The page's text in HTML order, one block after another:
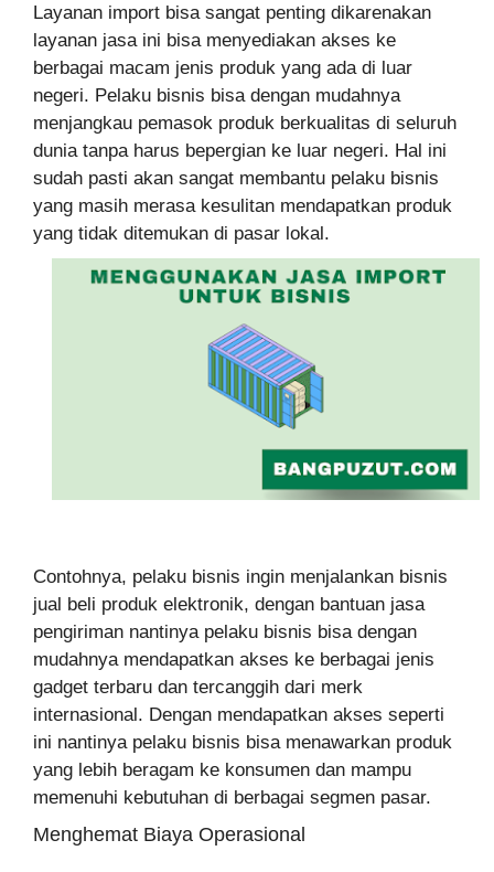
Layanan import bisa sangat penting dikarenakan
layanan jasa ini bisa menyediakan akses ke
berbagai macam jenis produk yang ada di luar
negeri. Pelaku bisnis bisa dengan mudahnya
menjangkau pemasok produk berkualitas di seluruh
dunia tanpa harus bepergian ke luar negeri. Hal ini
sudah pasti akan sangat membantu pelaku bisnis
yang masih merasa kesulitan mendapatkan produk
yang tidak ditemukan di pasar lokal.
Contohnya, pelaku bisnis ingin menjalankan bisnis
jual beli produk elektronik, dengan bantuan jasa
pengiriman nantinya pelaku bisnis bisa dengan
mudahnya mendapatkan akses ke berbagai jenis
gadget terbaru dan tercanggih dari merk
internasional. Dengan mendapatkan akses seperti
ini nantinya pelaku bisnis bisa menawarkan produk
yang lebih beragam ke konsumen dan mampu
memenuhi kebutuhan di berbagai segmen pasar.
Menghemat Biaya Operasional